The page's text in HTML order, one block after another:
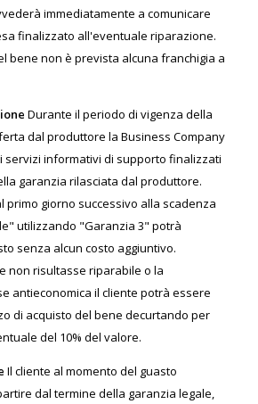
immediatamente a comunicare
finalizzato all'eventuale riparazione.
bene non è prevista alcuna franchigia a
Durante il periodo di vigenza della
dal produttore la Business Company
servizi informativi di supporto finalizzati
garanzia rilasciata dal produttore.
primo giorno successivo alla scadenza
utilizzando "Garanzia 3" potrà
senza alcun costo aggiuntivo.
non risultasse riparabile o la
antieconomica il cliente potrà essere
di acquisto del bene decurtando per
del 10% del valore.
Il cliente al momento del guasto
dal termine della garanzia legale,